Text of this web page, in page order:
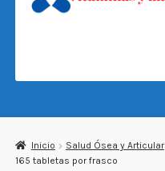
Inicio Salud Ósea y Articular
165 tabletas por frasco